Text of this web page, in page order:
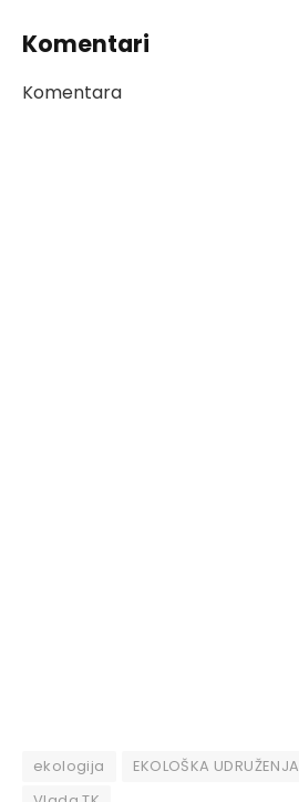
Komentari
Komentara
ekologija EKOLOŠKA UDRUŽENJA